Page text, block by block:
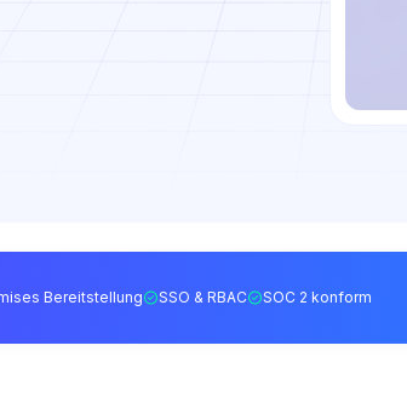
Bereitstellung SSO & RBAC SOC 2 konform